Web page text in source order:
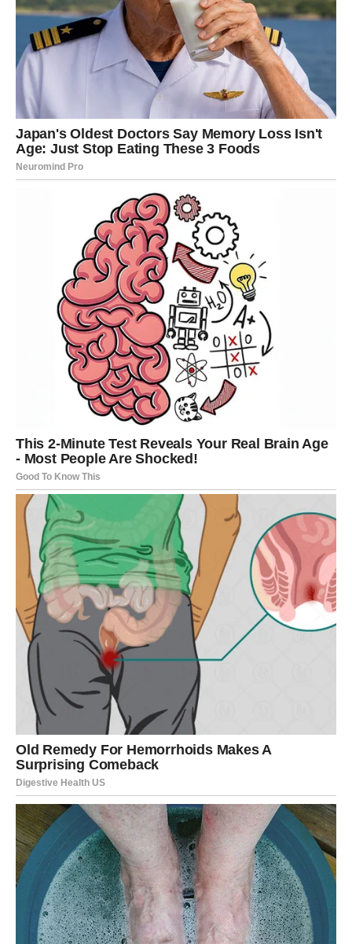
Porodica vam pruža sigurnost
Jedan razgovor sa članom porodice mogao bi vam
donijeti veliko olakšanje.
Savjet koji budete dobili pomoći će vam da drugačije
pogledate na jednu situaciju koja vas već neko vrijeme
opterećuje.
Veče provedeno sa ljudima koje volite donijeće vam
osjećaj mira i emocionalne sigurnosti.
Obratite pažnju na znak koji će
vam život poslati
Sutra ćete sasvim slučajno čuti riječi ili vidjeti nešto što
će u vama probuditi novu nadu.
Nemojte zanemariti taj trenutak. Upravo kroz jednu malu
sitnicu mogli biste dobiti odgovor koji već dugo tražite.
Vaša intuicija biće izuzetno snažna i pomoći će vam da
donesete odluku koja će se pokazati veoma važnom za
budućnost.
Vrijeme je da vjerujete svojim
snovima
Ako već dugo odgađate jedan važan korak, sutrašnji dan
mogao bi biti pravi trenutak da konačno krenete naprijed.
Nemojte čekati da sve bude savršeno. Dovoljno je da
vjerujete sebi i napravite prvi korak, a ostale okolnosti
počeće da se razvijaju u vašu korist.